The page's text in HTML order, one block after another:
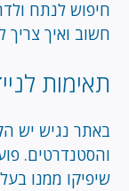
חיפוש לנתח
חשוב ואיך
תאימות
באתר נגיש יש
והסטנדרטים.
שיפיקו ממנו